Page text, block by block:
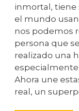
inmortal, tiene
el mundo
nos podemos
persona que
realizado una
Ahora une
real, un